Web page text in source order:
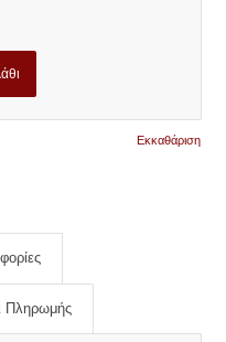
Εκκαθάριση
Πληρωμής